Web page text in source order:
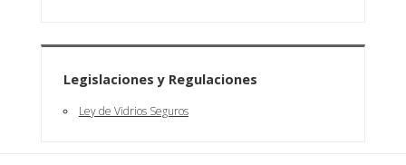
Legislaciones y Regulaciones
Ley de Vidrios Seguros